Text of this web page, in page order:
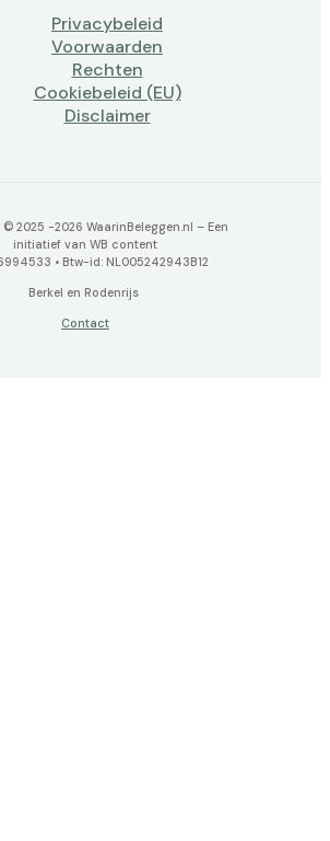
Privacybeleid
Voorwaarden
Rechten
Cookiebeleid (EU)
Disclaimer
2025 -2026 WaarinBeleggen.nl – Een
initiatief van WB content
• Btw-id: NL005242943B12
Berkel en Rodenrijs
Contact